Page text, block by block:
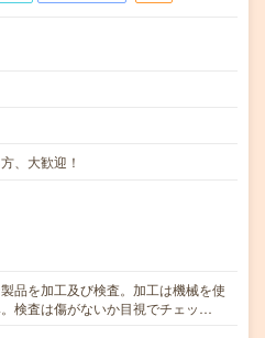
、大歓迎！
品を加工及び検査。加工は機械を使
検査は傷がないか目視でチェッ…